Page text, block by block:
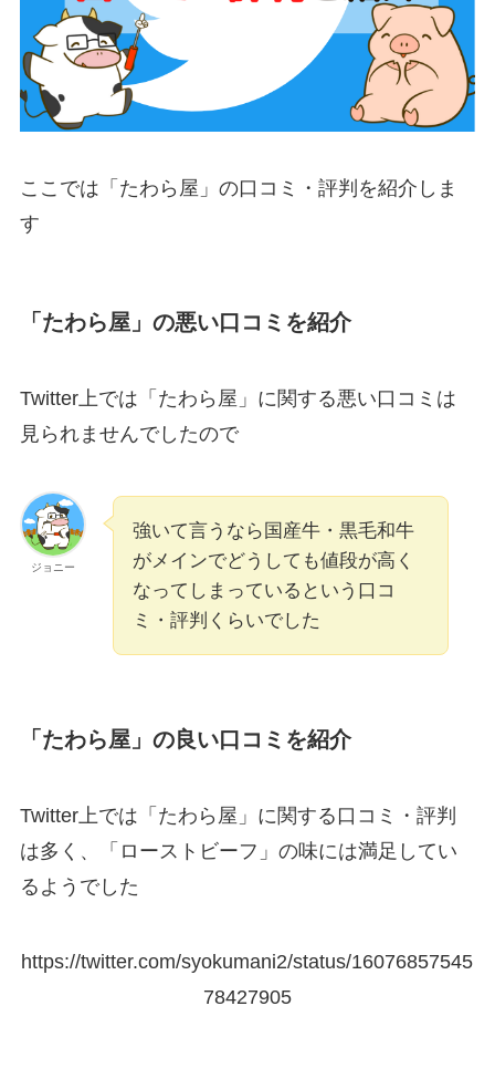
ここでは「たわら屋」の口コミ・評判を紹介しま
す
「たわら屋」の悪い口コミを紹介
Twitter上では「たわら屋」に関する悪い口コミは
見られませんでしたので
ジョニー
強いて言うなら国産牛・黒毛和牛
がメインでどうしても値段が高く
なってしまっているという口コ
ミ・評判くらいでした
「たわら屋」の良い口コミを紹介
Twitter上では「たわら屋」に関する口コミ・評判
は多く、「ローストビーフ」の味には満足してい
るようでした
https://twitter.com/syokumani2/status/16076857545
78427905